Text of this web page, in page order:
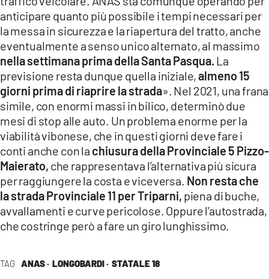
TAG ANAS · LONGOBARDI · STATALE 18
anticipare quanto più possibile i tempi necessari per
la messa in sicurezza e la riapertura del tratto, anche
eventualmente a senso unico alternato, al massimo
nella settimana prima della Santa Pasqua. La
previsione resta dunque quella iniziale,almeno 15
giorni prima di riaprire la strada». Nel 2021, una frana
simile, con enormi massi in bilico, determinò due
mesi di stop alle auto. Un problema enorme per la
viabilità vibonese, che in questi giorni deve fare i
conti anche con la chiusura della Provinciale 5 Pizzo-
Maierato, che rappresentava l’alternativa più sicura
per raggiungere la costa e viceversa. Non resta che
la strada Provinciale 11 per Triparni, piena di buche,
avvallamenti e curve pericolose. Oppure l’autostrada,
che costringe però a fare un giro lunghissimo.